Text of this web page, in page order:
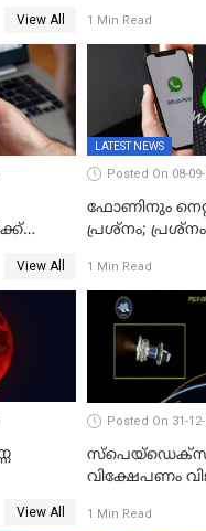
View All
പക്ഷേ
17 സീരീസ്
അവതരിപ്പിച്ചു
1 Min Read
View All
LATEST NEWS
Posted On 08-
ഫോണിനും
പ്രശ്നം;
1 Min Read
View All
Posted On 31-
വിക്ഷേപണം
1 Min Read